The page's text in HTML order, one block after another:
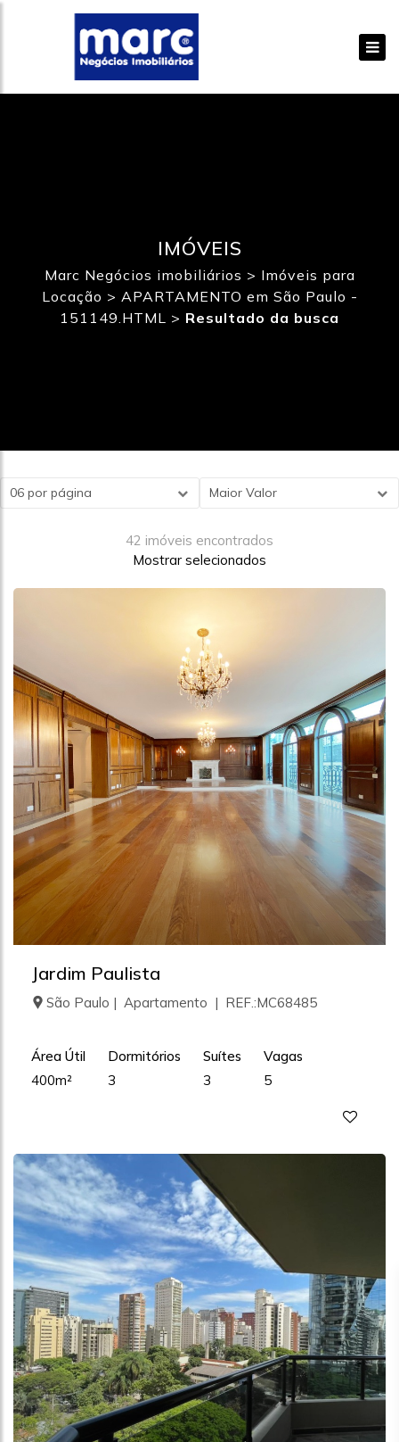
IMÓVEIS
Marc Negócios imobiliários > Imóveis para
Locação > APARTAMENTO em São Paulo -
151149.HTML > Resultado da busca
Maior Valor
06 por página
42 imóveis encontrados
Mostrar selecionados
Jardim Paulista
São Paulo | Apartamento | REF.:MC68485
Área Útil
400m²
Dormitórios
3
Suítes
3
Vagas
5